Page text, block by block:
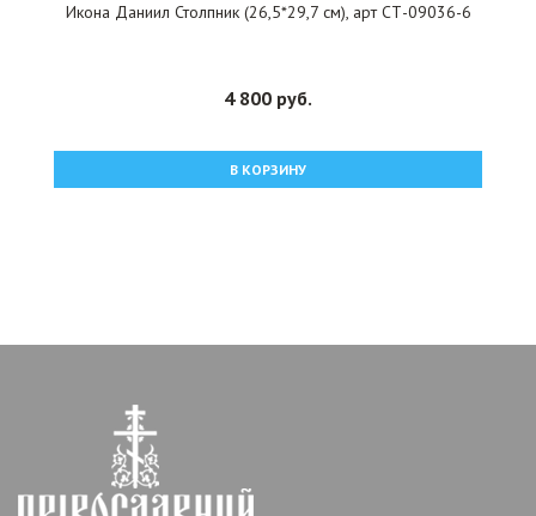
Икона Даниил Столпник (26,5*29,7 см), арт СТ-09036-6
4 800 руб.
В КОРЗИНУ